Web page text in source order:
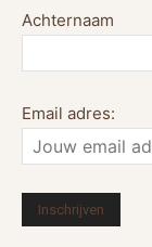
Achternaam
Email adres: